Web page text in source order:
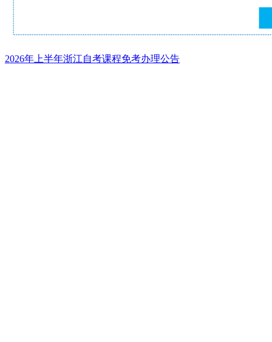
2026年上半年浙江自考课程免考办理公告